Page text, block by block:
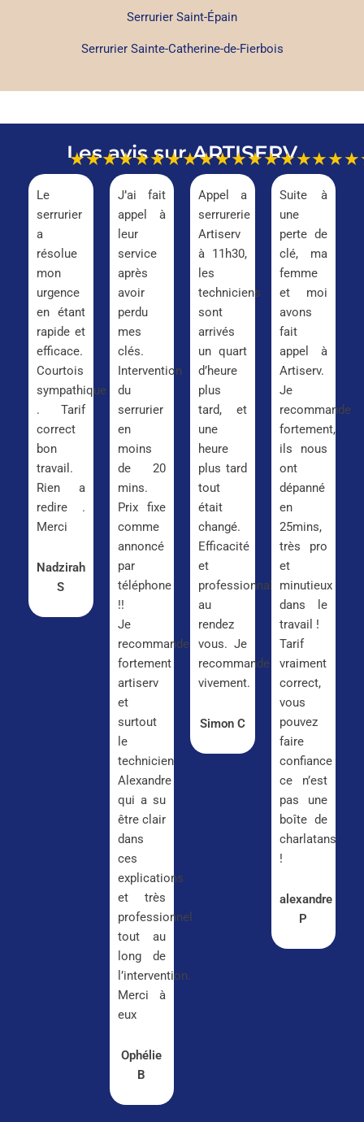
Serrurier Saint-Épain
Serrurier Sainte-Catherine-de-Fierbois
Les avis sur ARTISERV
★★★★★
Le
serrurier
a
résolue
mon
urgence
en étant
rapide et
efficace.
Courtois
sympathique
. Tarif
correct
bon
travail.
Rien a
redire .
Merci
Nadzirah
S
★★★★★
J’ai fait
appel à
leur
service
après
avoir
perdu
mes
clés.
Intervention
du
serrurier
en
moins
de 20
mins.
Prix fixe
comme
annoncé
par
téléphone
!!
Je
recommande
fortement
artiserv
et
surtout
le
technicien
Alexandre
qui a su
être clair
dans
ces
explications
et très
professionnel
tout au
long de
l’intervention.
Merci à
eux
Ophélie
B
★★★★★
Appel a
serrurerie
Artiserv
à 11h30,
les
techniciens
sont
arrivés
un quart
d’heure
plus
tard, et
une
heure
plus tard
tout
était
changé.
Efficacité
et
professionnalisme
au
rendez
vous. Je
recommande
vivement.
Simon C
Suite à
une
perte de
clé, ma
femme
et moi
avons
fait
appel à
Artiserv.
Je
recommande
fortement,
ils nous
ont
dépanné
en
25mins,
très pro
et
minutieux
dans le
travail !
Tarif
vraiment
correct,
vous
pouvez
faire
confiance
ce n’est
pas une
boîte de
charlatans
!
alexandre
P